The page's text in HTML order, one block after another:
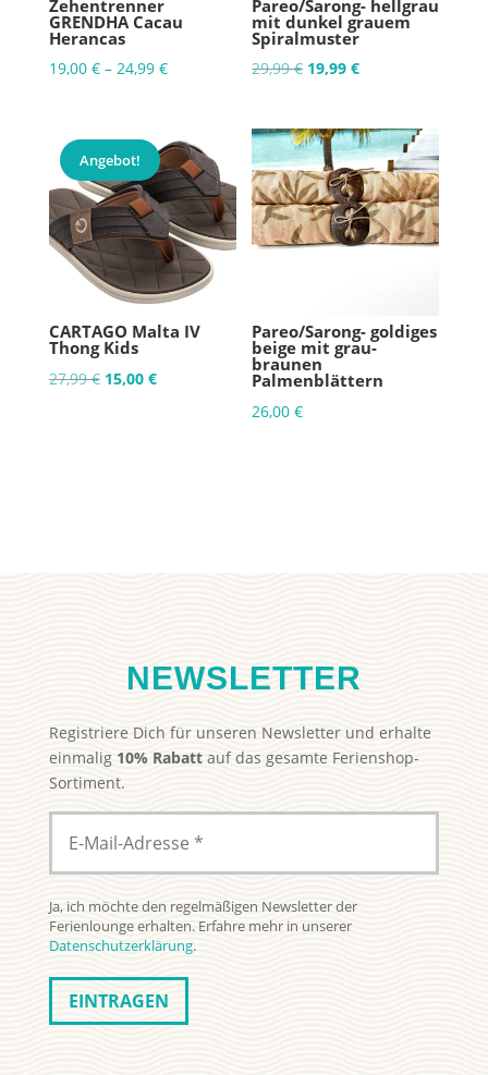
Zehentrenner
GRENDHA Cacau
Herancas
19,00 €– 24,99 €
Pareo/Sarong- hellgrau
mit dunkel grauem
Spiralmuster
29,99€ Ursprünglicher
war:
29,99 €
19,99€Aktueller
ist:
19,99 €.
Angebot!
CARTAGO Malta IV
Thong Kids
27,99€ Ursprünglicher
15,00 €Aktueller
Pareo/Sarong- goldiges
beige mit grau-
braunen
Palmenblättern
26,00€
NEWSLETTER
Registriere Dich für unseren Newsletter und erhalte
einmalig 10% Rabattauf das gesamte Ferienshop-
Sortiment.
Ja, ich möchte den regelmäßigen Newsletter der
Ferienlounge erhalten. Erfahre mehr in unserer
Datenschutzerklärung.